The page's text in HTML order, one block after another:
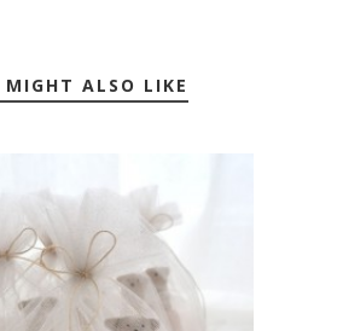
MIGHT ALSO LIKE